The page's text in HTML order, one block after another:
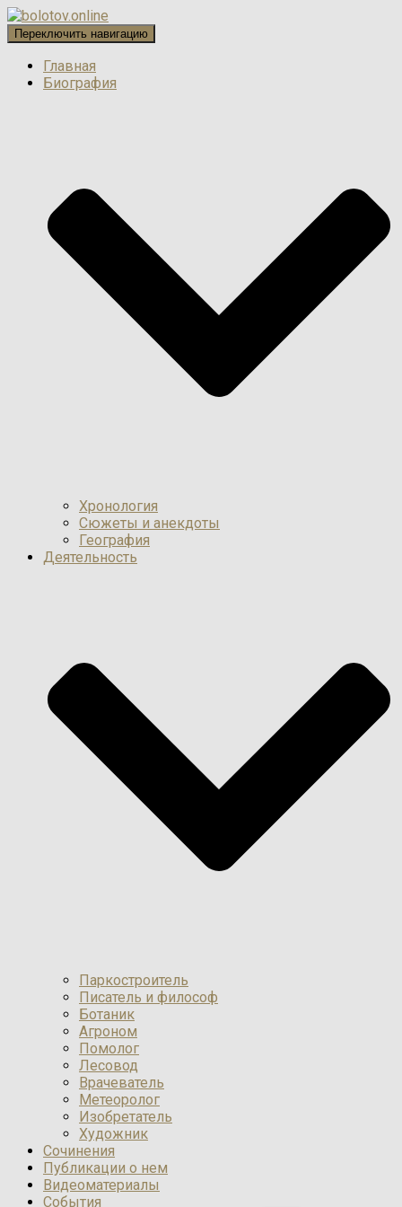
Переключить навигацию
Главная
Биография
Хронология
Сюжеты и анекдоты
География
Деятельность
Паркостроитель
Писатель и философ
Ботаник
Агроном
Помолог
Лесовод
Врачеватель
Метеоролог
Изобретатель
Художник
Сочинения
Публикации о нем
Видеоматериалы
События